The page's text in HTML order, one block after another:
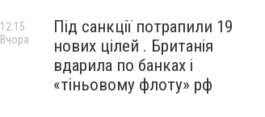
Під санкції потрапили 19
нових цілей . Британія
вдарила по банках і
«тіньовому флоту» рф
12:15
Вчора